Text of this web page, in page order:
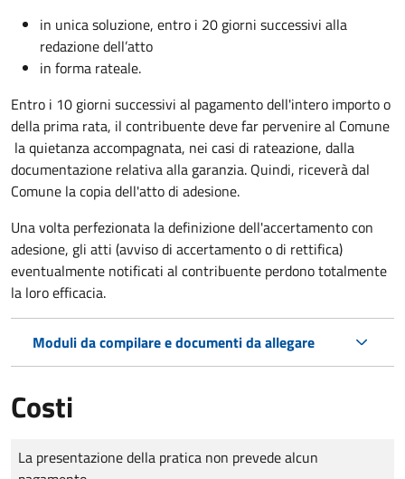
in unica soluzione, entro i 20 giorni successivi alla
redazione dell’atto
in forma rateale.
Entro i 10 giorni successivi al pagamento dell'intero importo o
della prima rata, il contribuente deve far pervenire al Comune
la quietanza accompagnata, nei casi di rateazione, dalla
documentazione relativa alla garanzia. Quindi, riceverà dal
Comune la copia dell'atto di adesione.
Una volta perfezionata la definizione dell'accertamento con
adesione, gli atti (avviso di accertamento o di rettifica)
eventualmente notificati al contribuente perdono totalmente
la loro efficacia.
Moduli da compilare e documenti da allegare
Costi
Tipo di pagamento
Importo
La presentazione della pratica non prevede alcun